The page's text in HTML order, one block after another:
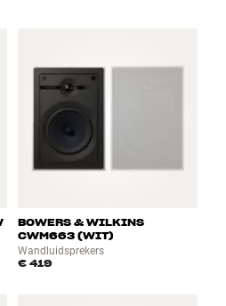
BOWERS & WILKINS
CWM663 (WIT)
Wandluidsprekers
€ 419